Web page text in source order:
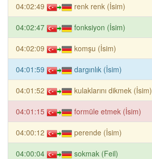
04:02:49 renk renk (İsim)
04:02:47 fonksiyon (İsim)
04:02:09 komşu (İsim)
04:01:59 dargınlık (İsim)
04:01:52 kulaklarını dikmek (İsim)
04:01:15 formüle etmek (İsim)
04:00:12 perende (İsim)
04:00:04 sokmak (Feil)